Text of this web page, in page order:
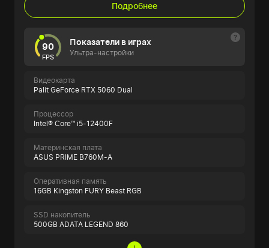
Подробнее
90
FPS
Показатели в играх
Ультра-настройки
Видеокарта
Palit GeForce RTX 5060 Dual
Процессор
Intel® Core™ i5-12400F
Материнская плата
ASUS PRIME B760M-A
Оперативная память
16GB Kingston FURY Beast RGB
SSD накопитель
500GB ADATA LEGEND 860